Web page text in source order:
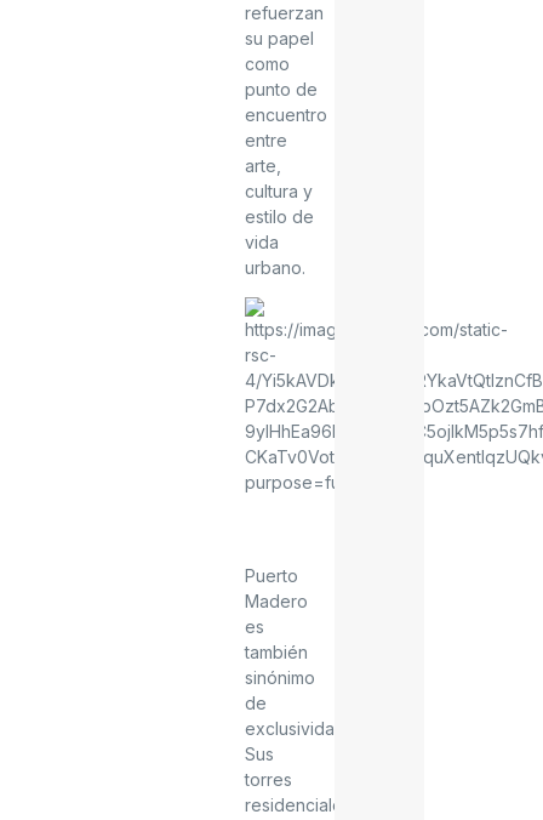
refuerzan
su papel
como
punto de
encuentro
entre
arte,
cultura y
estilo de
vida
urbano.
Puerto
Madero
es
también
sinónimo
de
exclusividad.
Sus
torres
residenciales